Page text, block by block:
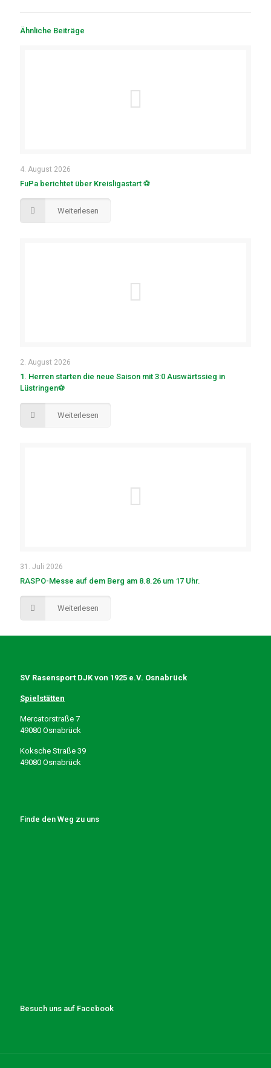
Ähnliche Beiträge
4. August 2026
FuPa berichtet über Kreisligastart ⚽
Weiterlesen
2. August 2026
1. Herren starten die neue Saison mit 3:0 Auswärtssieg in
Lüstringen⚽
Weiterlesen
31. Juli 2026
RASPO-Messe auf dem Berg am 8.8.26 um 17 Uhr.
Weiterlesen
SV Rasensport DJK von 1925 e.V. Osnabrück
Spielstätten
Mercatorstraße 7
49080 Osnabrück
Koksche Straße 39
49080 Osnabrück
Finde den Weg zu uns
Besuch uns auf Facebook